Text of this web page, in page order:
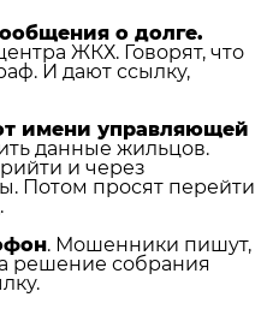
о долге.
ЖКХ. Говорят, что
И дают ссылку,
имени управляющей
данные жильцов.
и через
Потом просят перейти
. Мошенники пишут,
решение собрания